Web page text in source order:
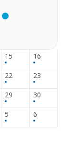
15 16
22 23
29 30
5 6